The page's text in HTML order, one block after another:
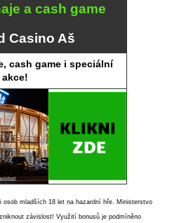
a cash game
Casino Aš
cash game i speciální
akce!
osob mladších 18 let na hazardní hře. Ministerstvo
závislost! Využití bonusů je podmíněno